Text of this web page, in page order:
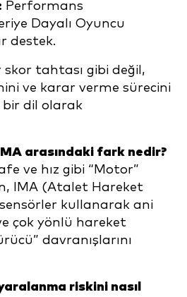
Performans
Dayalı Oyuncu
destek.
skor tahtası gibi değil,
ve karar verme sürecini
dil olarak
arasındaki fark nedir?
ve hız gibi “Motor”
IMA (Atalet Hareket
kullanarak ani
çok yönlü hareket
davranışlarını
riskini nasıl